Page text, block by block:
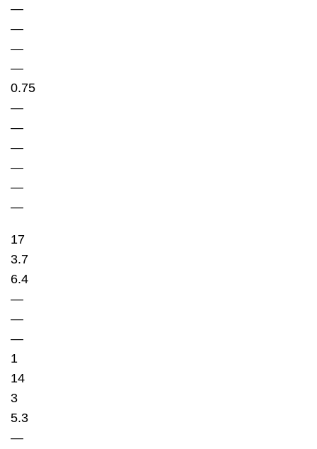
—
—
—
—
0.75
—
—
—
—
—
—
17
3.7
6.4
—
—
—
1
14
3
5.3
—